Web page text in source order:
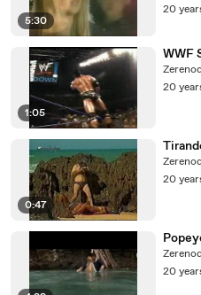
5:30
20
1:05
WWF
20
0:47
20
20